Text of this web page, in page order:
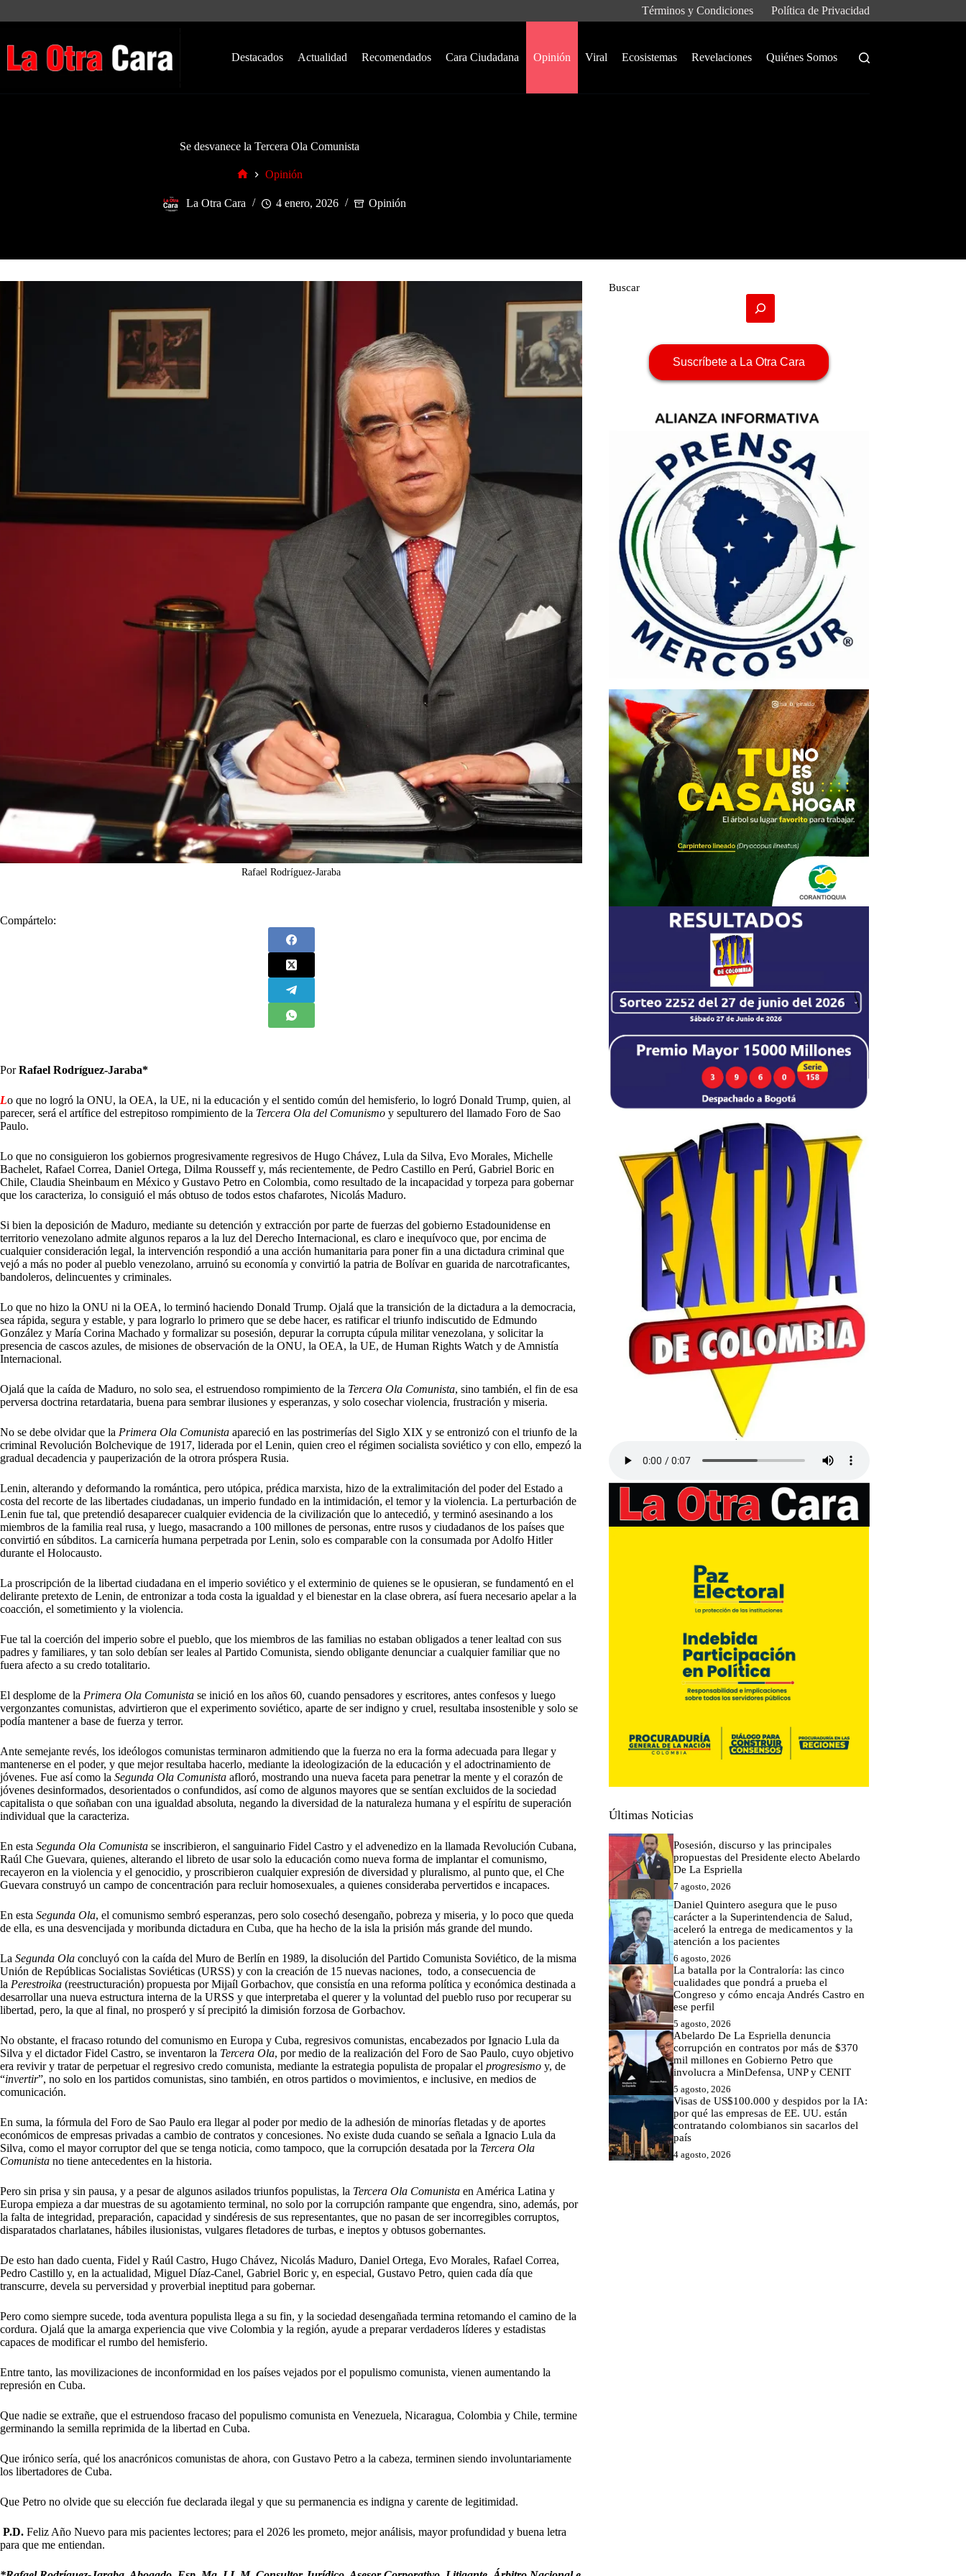
Términos y Condiciones Política de Privacidad
Destacados Actualidad Recomendados Cara Ciudadana Opinión Viral Ecosistemas Revelaciones Quiénes Somos
Se desvanece la Tercera Ola Comunista
Opinión
La Otra Cara 4 enero, 2026 Opinión
Rafael Rodríguez-Jaraba
Compártelo:
PorRafael Rodríguez-Jaraba*
Lo que no logró la ONU, la OEA, la UE, ni la educación y el sentido común del hemisferio, lo logró Donald Trump, quien, al
parecer, será el artífice del estrepitoso rompimiento de la Tercera Ola del Comunismo y sepulturero del llamado Foro de Sao
Paulo.
Lo que no consiguieron los gobiernos progresivamente regresivos de Hugo Chávez, Lula da Silva, Evo Morales, Michelle
Bachelet, Rafael Correa, Daniel Ortega, Dilma Rousseff y, más recientemente, de Pedro Castillo en Perú, Gabriel Boric en
Chile, Claudia Sheinbaum en México y Gustavo Petro en Colombia, como resultado de la incapacidad y torpeza para gobernar
que los caracteriza, lo consiguió el más obtuso de todos estos chafarotes, Nicolás Maduro.
Si bien la deposición de Maduro, mediante su detención y extracción por parte de fuerzas del gobierno Estadounidense en
territorio venezolano admite algunos reparos a la luz del Derecho Internacional, es claro e inequívoco que, por encima de
cualquier consideración legal, la intervención respondió a una acción humanitaria para poner fin a una dictadura criminal que
vejó a más no poder al pueblo venezolano, arruinó su economía y convirtió la patria de Bolívar en guarida de narcotraficantes,
bandoleros, delincuentes y criminales.
Lo que no hizo la ONU ni la OEA, lo terminó haciendo Donald Trump. Ojalá que la transición de la dictadura a la democracia,
sea rápida, segura y estable, y para lograrlo lo primero que se debe hacer, es ratificar el triunfo indiscutido de Edmundo
González y María Corina Machado y formalizar su posesión, depurar la corrupta cúpula militar venezolana, y solicitar la
presencia de cascos azules, de misiones de observación de la ONU, la OEA, la UE, de Human Rights Watch y de Amnistía
Internacional.
Ojalá que la caída de Maduro, no solo sea, el estruendoso rompimiento de la Tercera Ola Comunista, sino también, el fin de esa
perversa doctrina retardataria, buena para sembrar ilusiones y esperanzas, y solo cosechar violencia, frustración y miseria.
No se debe olvidar que la Primera Ola Comunista apareció en las postrimerías del Siglo XIX y se entronizó con el triunfo de la
criminal Revolución Bolchevique de 1917, liderada por el Lenin, quien creo el régimen socialista soviético y con ello, empezó la
gradual decadencia y pauperización de la otrora próspera Rusia.
Lenin, alterando y deformando la romántica, pero utópica, prédica marxista, hizo de la extralimitación del poder del Estado a
costa del recorte de las libertades ciudadanas, un imperio fundado en la intimidación, el temor y la violencia. La perturbación de
Lenin fue tal, que pretendió desaparecer cualquier evidencia de la civilización que lo antecedió, y terminó asesinando a los
miembros de la familia real rusa, y luego, masacrando a 100 millones de personas, entre rusos y ciudadanos de los países que
convirtió en súbditos. La carnicería humana perpetrada por Lenin, solo es comparable con la consumada por Adolfo Hitler
durante el Holocausto.
La proscripción de la libertad ciudadana en el imperio soviético y el exterminio de quienes se le opusieran, se fundamentó en el
delirante pretexto de Lenin, de entronizar a toda costa la igualdad y el bienestar en la clase obrera, así fuera necesario apelar a la
coacción, el sometimiento y la violencia.
Fue tal la coerción del imperio sobre el pueblo, que los miembros de las familias no estaban obligados a tener lealtad con sus
padres y familiares, y tan solo debían ser leales al Partido Comunista, siendo obligante denunciar a cualquier familiar que no
fuera afecto a su credo totalitario.
El desplome de la Primera Ola Comunista se inició en los años 60, cuando pensadores y escritores, antes confesos y luego
vergonzantes comunistas, advirtieron que el experimento soviético, aparte de ser indigno y cruel, resultaba insostenible y solo se
podía mantener a base de fuerza y terror.
Ante semejante revés, los ideólogos comunistas terminaron admitiendo que la fuerza no era la forma adecuada para llegar y
mantenerse en el poder, y que mejor resultaba hacerlo, mediante la ideologización de la educación y el adoctrinamiento de
jóvenes. Fue así como la Segunda Ola Comunista afloró, mostrando una nueva faceta para penetrar la mente y el corazón de
jóvenes desinformados, desorientados o confundidos, así como de algunos mayores que se sentían excluidos de la sociedad
capitalista o que soñaban con una igualdad absoluta, negando la diversidad de la naturaleza humana y el espíritu de superación
individual que la caracteriza.
En esta Segunda Ola Comunista se inscribieron, el sanguinario Fidel Castro y el advenedizo en la llamada Revolución Cubana,
Raúl Che Guevara, quienes, alterando el libreto de usar solo la educación como nueva forma de implantar el comunismo,
recayeron en la violencia y el genocidio, y proscribieron cualquier expresión de diversidad y pluralismo, al punto que, el Che
Guevara construyó un campo de concentración para recluir homosexuales, a quienes consideraba pervertidos e incapaces.
En esta Segunda Ola, el comunismo sembró esperanzas, pero solo cosechó desengaño, pobreza y miseria, y lo poco que queda
de ella, es una desvencijada y moribunda dictadura en Cuba, que ha hecho de la isla la prisión más grande del mundo.
La Segunda Ola concluyó con la caída del Muro de Berlín en 1989, la disolución del Partido Comunista Soviético, de la misma
Unión de Repúblicas Socialistas Soviéticas (URSS) y con la creación de 15 nuevas naciones, todo, a consecuencia de
la Perestroika (reestructuración) propuesta por Mijaíl Gorbachov, que consistía en una reforma política y económica destinada a
desarrollar una nueva estructura interna de la URSS y que interpretaba el querer y la voluntad del pueblo ruso por recuperar su
libertad, pero, la que al final, no prosperó y sí precipitó la dimisión forzosa de Gorbachov.
No obstante, el fracaso rotundo del comunismo en Europa y Cuba, regresivos comunistas, encabezados por Ignacio Lula da
Silva y el dictador Fidel Castro, se inventaron la Tercera Ola, por medio de la realización del Foro de Sao Paulo, cuyo objetivo
era revivir y tratar de perpetuar el regresivo credo comunista, mediante la estrategia populista de propalar el progresismo y, de
“invertir”, no solo en los partidos comunistas, sino también, en otros partidos o movimientos, e inclusive, en medios de
comunicación.
En suma, la fórmula del Foro de Sao Paulo era llegar al poder por medio de la adhesión de minorías fletadas y de aportes
económicos de empresas privadas a cambio de contratos y concesiones. No existe duda cuando se señala a Ignacio Lula da
Silva, como el mayor corruptor del que se tenga noticia, como tampoco, que la corrupción desatada por la Tercera Ola
Comunista no tiene antecedentes en la historia.
Pero sin prisa y sin pausa, y a pesar de algunos asilados triunfos populistas, la Tercera Ola Comunista en América Latina y
Europa empieza a dar muestras de su agotamiento terminal, no solo por la corrupción rampante que engendra, sino, además, por
la falta de integridad, preparación, capacidad y sindéresis de sus representantes, que no pasan de ser incorregibles corruptos,
disparatados charlatanes, hábiles ilusionistas, vulgares fletadores de turbas, e ineptos y obtusos gobernantes.
De esto han dado cuenta, Fidel y Raúl Castro, Hugo Chávez, Nicolás Maduro, Daniel Ortega, Evo Morales, Rafael Correa,
Pedro Castillo y, en la actualidad, Miguel Díaz-Canel, Gabriel Boric y, en especial, Gustavo Petro, quien cada día que
transcurre, devela su perversidad y proverbial ineptitud para gobernar.
Pero como siempre sucede, toda aventura populista llega a su fin, y la sociedad desengañada termina retomando el camino de la
cordura. Ojalá que la amarga experiencia que vive Colombia y la región, ayude a preparar verdaderos líderes y estadistas
capaces de modificar el rumbo del hemisferio.
Entre tanto, las movilizaciones de inconformidad en los países vejados por el populismo comunista, vienen aumentando la
represión en Cuba.
Que nadie se extrañe, que el estruendoso fracaso del populismo comunista en Venezuela, Nicaragua, Colombia y Chile, termine
germinando la semilla reprimida de la libertad en Cuba.
Que irónico sería, qué los anacrónicos comunistas de ahora, con Gustavo Petro a la cabeza, terminen siendo involuntariamente
los libertadores de Cuba.
Que Petro no olvide que su elección fue declarada ilegal y que su permanencia es indigna y carente de legitimidad.
P.D. Feliz Año Nuevo para mis pacientes lectores; para el 2026 les prometo, mejor análisis, mayor profundidad y buena letra
para que me entiendan.
Buscar
Suscríbete a La Otra Cara
Últimas Noticias
Posesión, discurso y las principales
propuestas del Presidente electo Abelardo
De La Espriella
7 agosto, 2026
Daniel Quintero asegura que le puso
carácter a la Superintendencia de Salud,
aceleró la entrega de medicamentos y la
atención a los pacientes
6 agosto, 2026
La batalla por la Contraloría: las cinco
cualidades que pondrá a prueba el
Congreso y cómo encaja Andrés Castro en
ese perfil
5 agosto, 2026
Abelardo De La Espriella denuncia
corrupción en contratos por más de $370
mil millones en Gobierno Petro que
involucra a MinDefensa, UNP y CENIT
5 agosto, 2026
Visas de US$100.000 y despidos por la IA:
por qué las empresas de EE. UU. están
contratando colombianos sin sacarlos del
país
4 agosto, 2026